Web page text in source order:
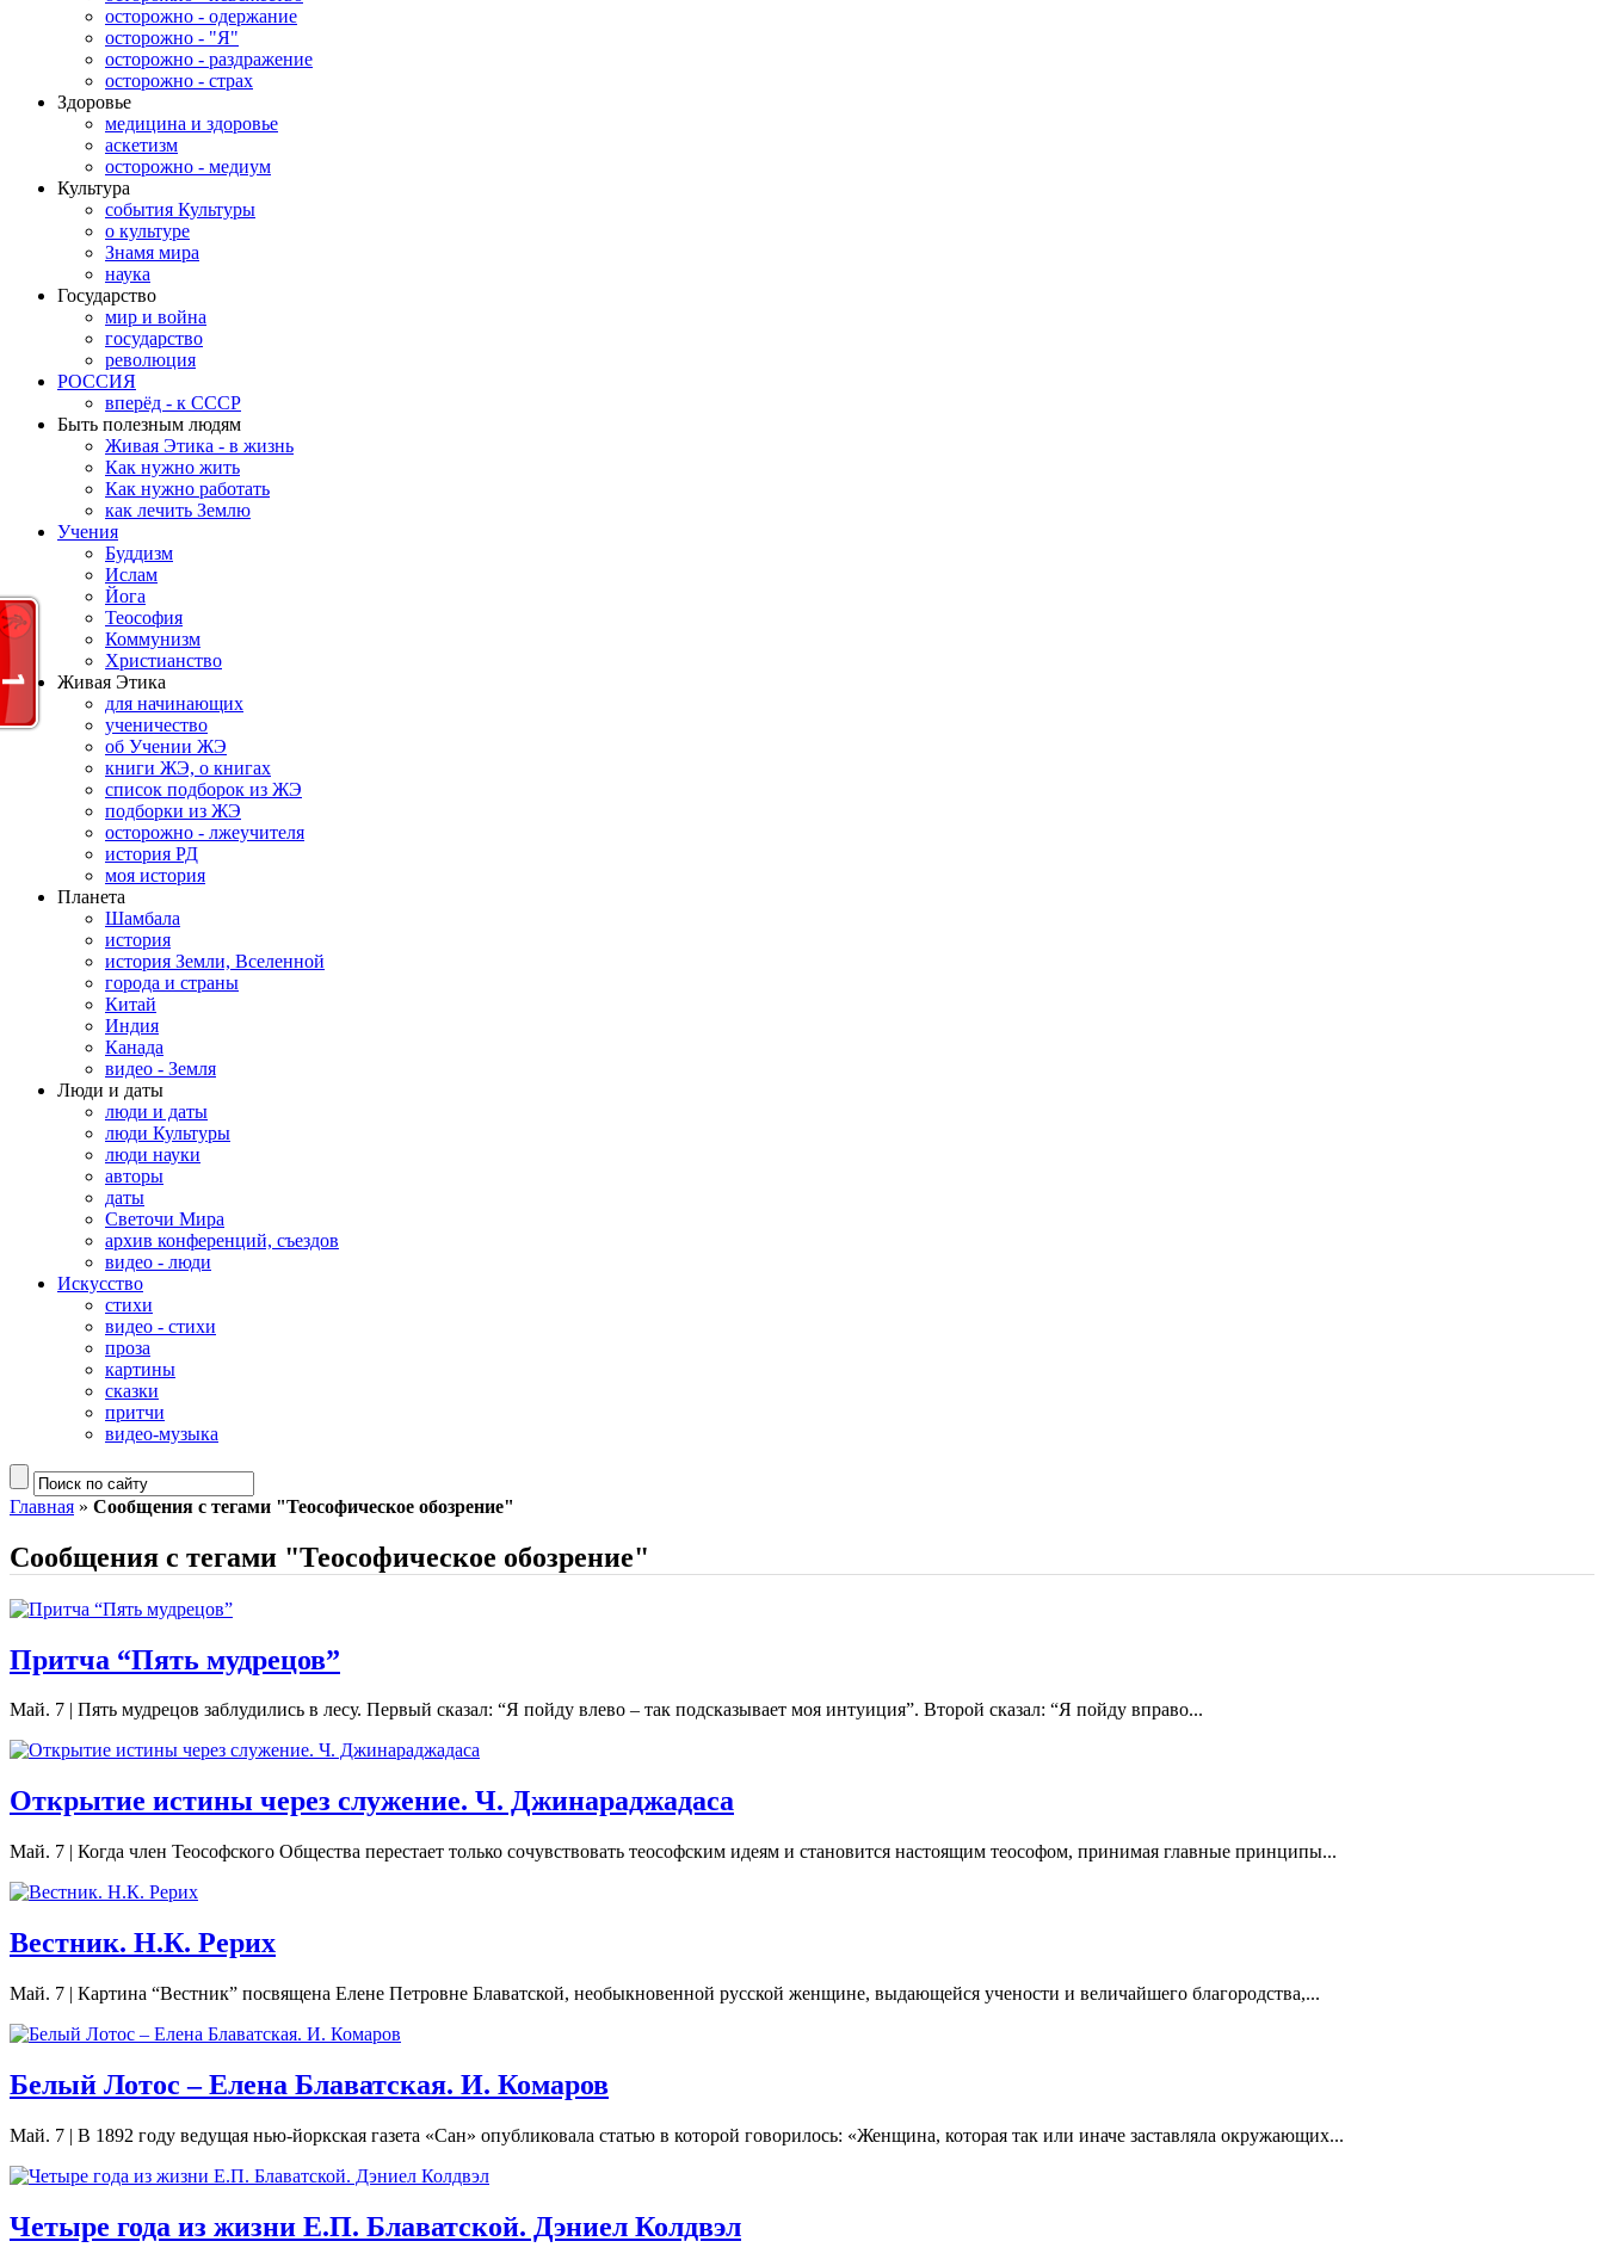
осторожно - одержание
осторожно - "Я"
осторожно - раздражение
осторожно - страх
Здоровье
медицина и здоровье
аскетизм
осторожно - медиум
Культура
события Культуры
о культуре
Знамя мира
наука
Государство
мир и война
государство
революция
РОССИЯ
вперёд - к СССР
Быть полезным людям
Живая Этика - в жизнь
Как нужно жить
Как нужно работать
как лечить Землю
Учения
Буддизм
Ислам
Йога
Теософия
Коммунизм
Христианство
Живая Этика
для начинающих
ученичество
об Учении ЖЭ
книги ЖЭ, о книгах
список подборок из ЖЭ
подборки из ЖЭ
осторожно - лжеучителя
история РД
моя история
Планета
Шамбала
история
история Земли, Вселенной
города и страны
Китай
Индия
Канада
видео - Земля
Люди и даты
люди и даты
люди Культуры
люди науки
авторы
даты
Светочи Мира
архив конференций, съездов
видео - люди
Искусство
стихи
видео - стихи
проза
картины
сказки
притчи
видео-музыка
Главная » Сообщения с тегами "Теософическое обозрение"
Сообщения с тегами "Теософическое обозрение"
Притча “Пять мудрецов”
Май. 7 | Пять мудрецов заблудились в лесу. Первый сказал: “Я пойду влево – так подсказывает моя интуиция”. Второй сказал: “Я пойду вправо...
Открытие истины через служение. Ч. Джинараджадаса
Май. 7 | Когда член Теософского Общества перестает только сочувствовать теософским идеям и становится настоящим теософом, принимая главные принципы...
Вестник. Н.К. Рерих
Май. 7 | Картина “Вестник” посвящена Елене Петровне Блаватской, необыкновенной русской женщине, выдающейся учености и величайшего благородства,...
Белый Лотос – Елена Блаватская. И. Комаров
Май. 7 | В 1892 году ведущая нью-йоркская газета «Сан» опубликовала статью в которой говорилось: «Женщина, которая так или иначе заставляла окружающих...
Четыре года из жизни Е.П. Блаватской. Дэниел Колдвэл